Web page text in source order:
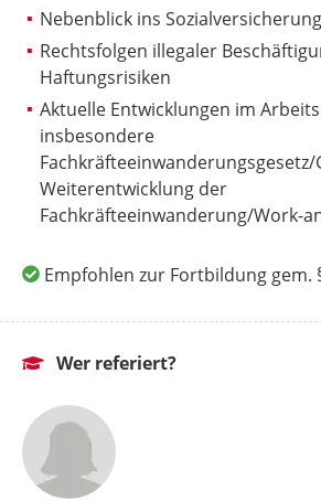
Nebenblick ins
Rechtsfolgen illegaler
Haftungsrisiken
Aktuelle Entwicklungen im
insbesondere
Fachkräfteeinwanderungsgesetz/
Weiterentwicklung der
Fachkräfteeinwanderung/Work-
Empfohlen zur Fortbildung gem.
Wer referiert?